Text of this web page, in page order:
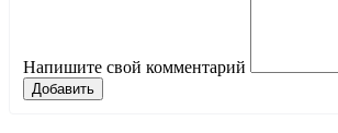
Напишите свой комментарий
Добавить